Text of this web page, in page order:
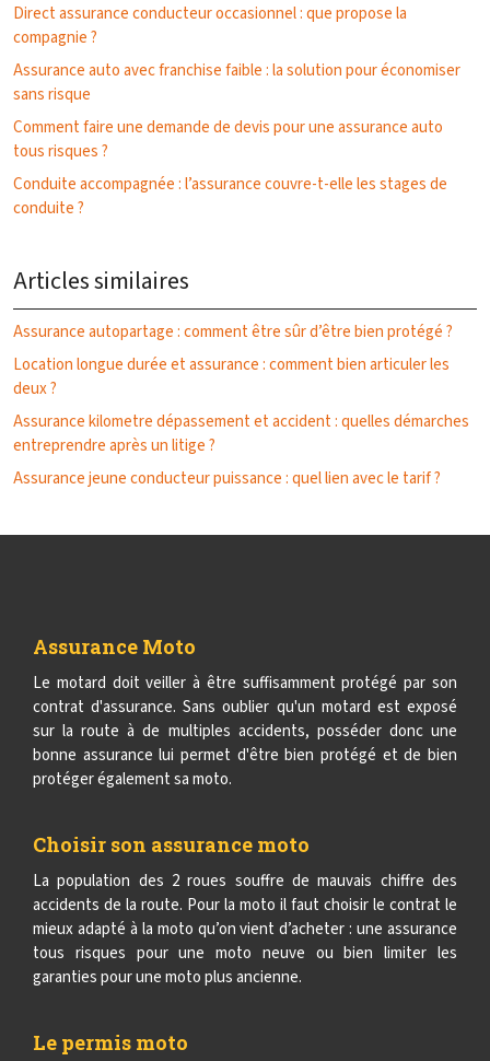
Direct assurance conducteur occasionnel : que propose la
compagnie ?
Assurance auto avec franchise faible : la solution pour économiser
sans risque
Comment faire une demande de devis pour une assurance auto
tous risques ?
Conduite accompagnée : l’assurance couvre-t-elle les stages de
conduite ?
Articles similaires
Assurance autopartage : comment être sûr d’être bien protégé ?
Location longue durée et assurance : comment bien articuler les
deux ?
Assurance kilometre dépassement et accident : quelles démarches
entreprendre après un litige ?
Assurance jeune conducteur puissance : quel lien avec le tarif ?
Assurance Moto
Le motard doit veiller à être suffisamment protégé par son
contrat d'assurance. Sans oublier qu'un motard est exposé
sur la route à de multiples accidents, posséder donc une
bonne assurance lui permet d'être bien protégé et de bien
protéger également sa moto.
Choisir son assurance moto
La population des 2 roues souffre de mauvais chiffre des
accidents de la route. Pour la moto il faut choisir le contrat le
mieux adapté à la moto qu’on vient d’acheter : une assurance
tous risques pour une moto neuve ou bien limiter les
garanties pour une moto plus ancienne.
Le permis moto